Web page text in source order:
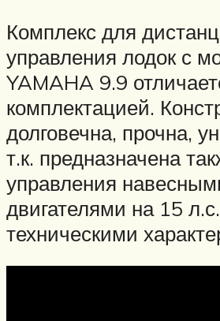
Комплекс для
управления лодок с
YAMAHA 9.9
комплектацией.
долговечна, прочна,
т.к. предназначена
управления
двигателями на 15
техническими